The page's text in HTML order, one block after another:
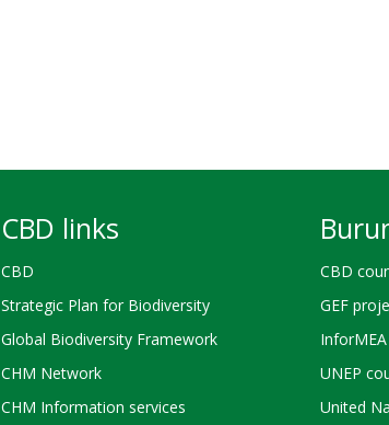
CBD links
CBD
Strategic Plan for Biodiversity
Global Biodiversity Framework
CHM Network
CHM Information services
CBD
GEF
UNEP
United